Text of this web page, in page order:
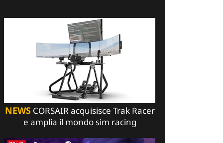
NEWSCORSAIR acquisisce Trak Racer
e amplia il mondo sim racing